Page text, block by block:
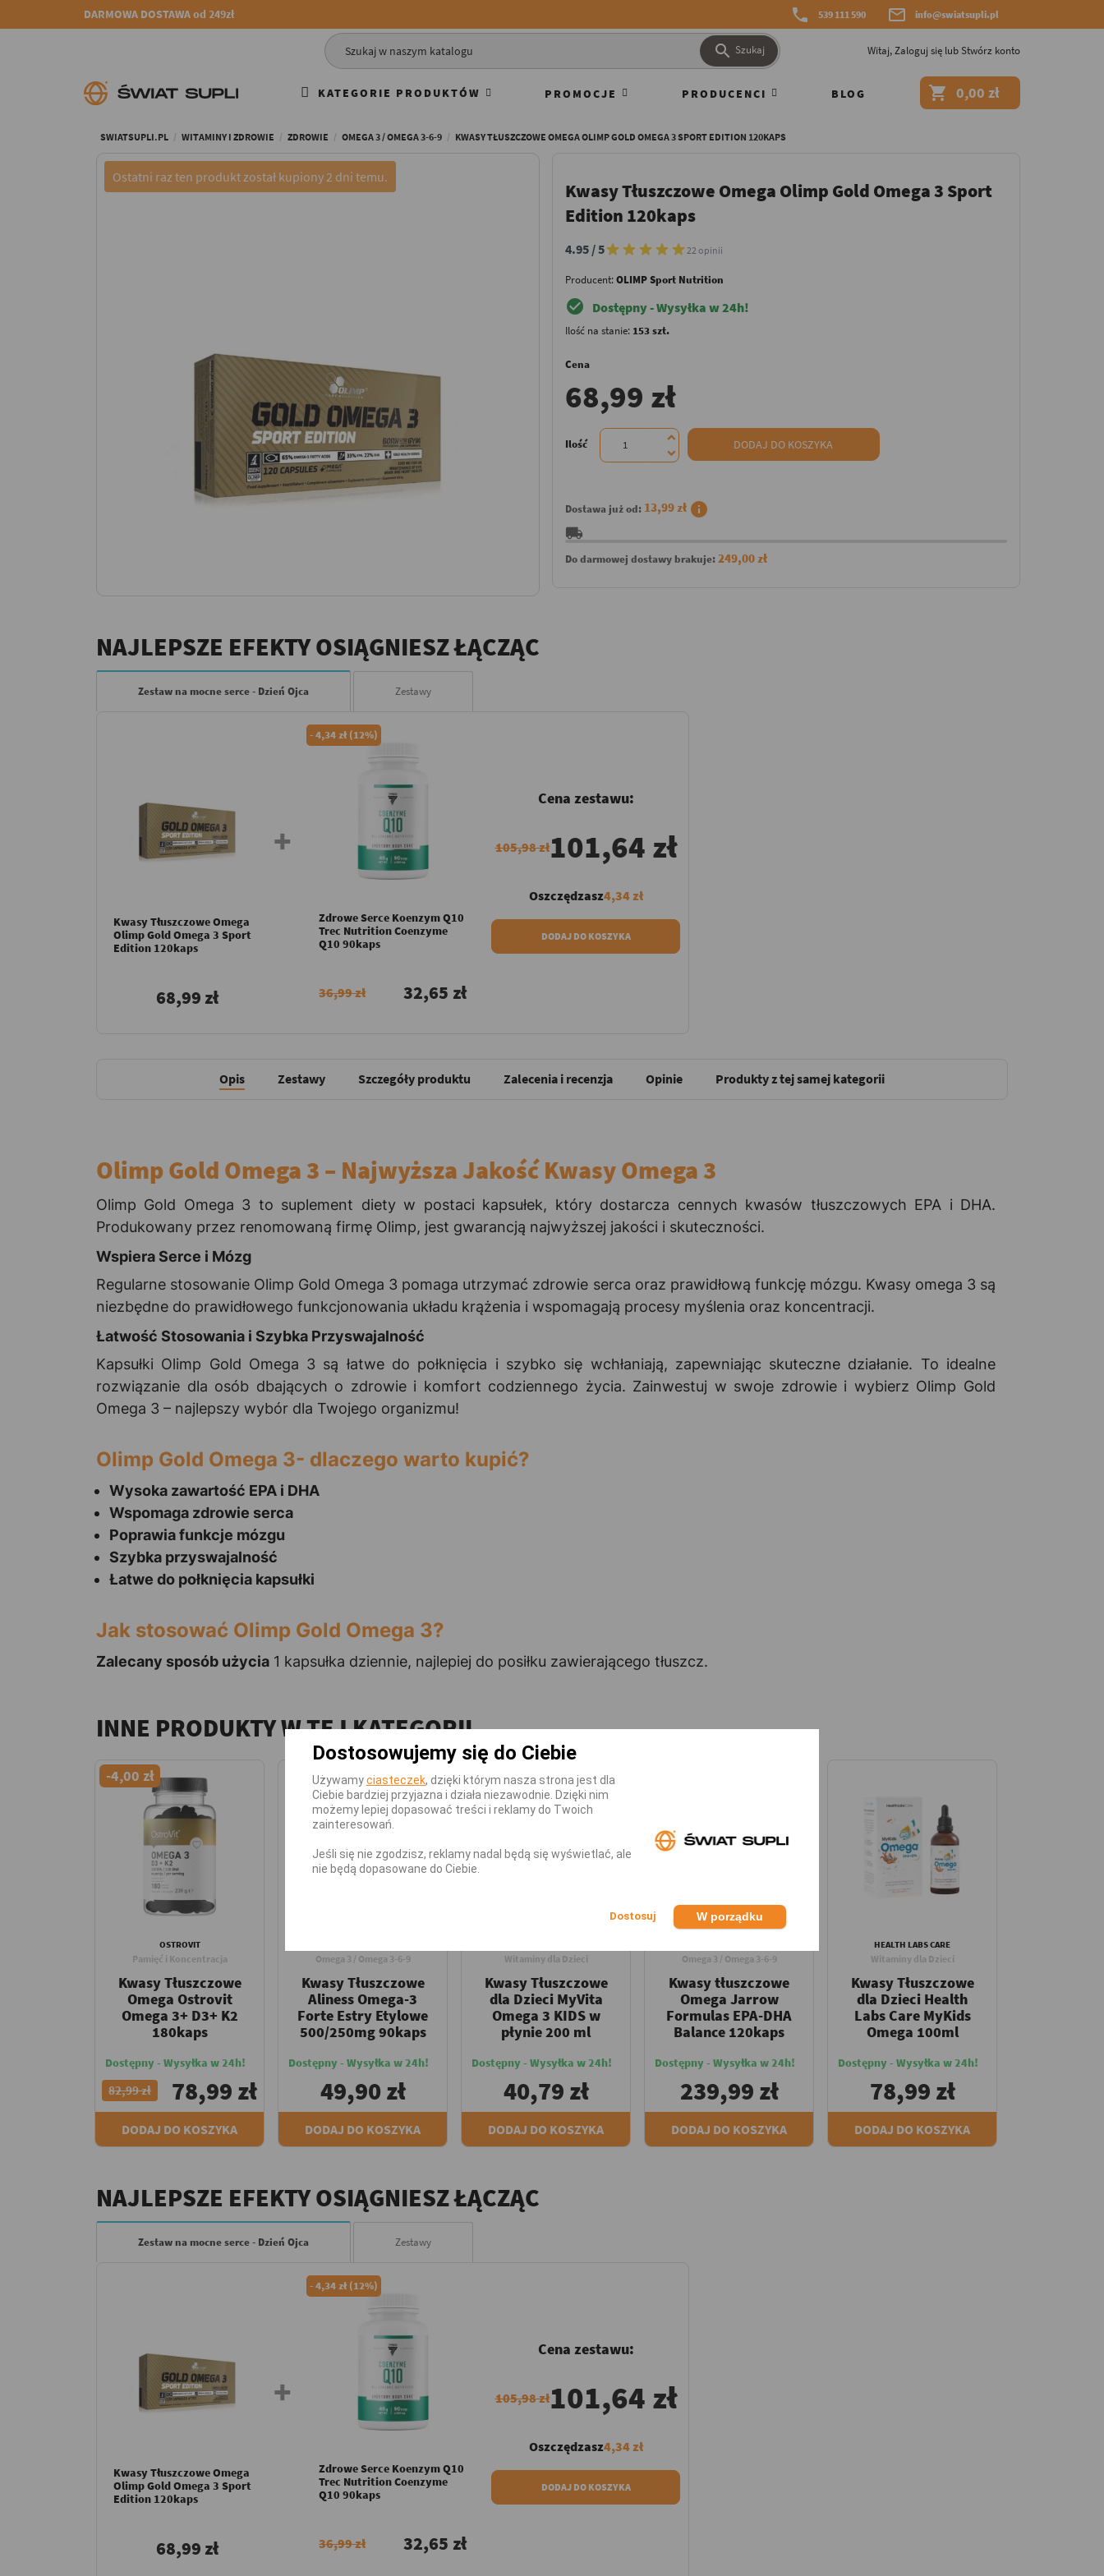
DARMOWA DOSTAWA od 249zł  539 111 590  info@swiatsupli.pl
 Szukaj Witaj,Zaloguj się lubStwórz konto
KATEGORIE PRODUKTÓW PROMOCJE PRODUCENCI BLOG  0,00 zł
SWIATSUPLI.PL WITAMINY I ZDROWIE ZDROWIE OMEGA 3 / OMEGA 3-6-9 KWASY TŁUSZCZOWE OMEGA OLIMP GOLD OMEGA 3 SPORT EDITION 120KAPS
Kwasy Tłuszczowe Omega Olimp Gold Omega 3 Sport
Edition 120kaps
4.95 / 5 22 opinii
Producent:OLIMP Sport Nutrition
check_circle Dostępny - Wysyłka w 24h!
Ilość na stanie: 153 szt.
Cena
68,99 zł
Ilość DODAJ DO KOSZYKA
Dostawa już od: 13,99 zł info
local_shipping
Do darmowej dostawy brakuje: 249,00 zł
NAJLEPSZE EFEKTY OSIĄGNIESZ ŁĄCZĄC
Zestaw na mocne serce - Dzień Ojca Zestawy
Kwasy Tłuszczowe Omega
Olimp Gold Omega 3 Sport
Edition 120kaps
68,99 zł
-4,34 zł (12%)
Zdrowe Serce Koenzym Q10
Trec Nutrition Coenzyme
Q10 90kaps
36,99 zł 32,65 zł
Cena zestawu:
105,98 zł101,64 zł
Oszczędzasz4,34 zł
DODAJ DO KOSZYKA
Opis Zestawy Szczegóły produktu Zalecenia i recenzja Opinie Produkty z tej samej kategorii
Olimp Gold Omega 3 – Najwyższa Jakość Kwasy Omega 3
Olimp Gold Omega 3 to suplement diety w postaci kapsułek, który dostarcza cennych kwasów tłuszczowych EPA i DHA.
Produkowany przez renomowaną firmę Olimp, jest gwarancją najwyższej jakości i skuteczności.
Wspiera Serce i Mózg
Regularne stosowanie Olimp Gold Omega 3 pomaga utrzymać zdrowie serca oraz prawidłową funkcję mózgu. Kwasy omega 3 są
niezbędne do prawidłowego funkcjonowania układu krążenia i wspomagają procesy myślenia oraz koncentracji.
Łatwość Stosowania i Szybka Przyswajalność
Kapsułki Olimp Gold Omega 3 są łatwe do połknięcia i szybko się wchłaniają, zapewniając skuteczne działanie. To idealne
rozwiązanie dla osób dbających o zdrowie i komfort codziennego życia. Zainwestuj w swoje zdrowie i wybierz Olimp Gold
Omega 3 – najlepszy wybór dla Twojego organizmu!
Olimp Gold Omega 3- dlaczego warto kupić?
Wysoka zawartość EPA i DHA
Wspomaga zdrowie serca
Poprawia funkcje mózgu
Szybka przyswajalność
Łatwe do połknięcia kapsułki
Jak stosować Olimp Gold Omega 3?
Zalecany sposób użycia 1 kapsułka dziennie, najlepiej do posiłku zawierającego tłuszcz.
INNE PRODUKTY W TEJ KATEGORII
-4,00 zł
OSTROVIT
Pamięć i Koncentracja
Kwasy Tłuszczowe
Omega Ostrovit
Omega 3+ D3+ K2
180kaps
Dostępny - Wysyłka w 24h!
82,99 zł 78,99 zł
DODAJ DO KOSZYKA
Omega 3 / Omega 3-6-9
Kwasy Tłuszczowe
Aliness Omega-3
Forte Estry Etylowe
500/250mg 90kaps
Dostępny - Wysyłka w 24h!
49,90 zł
DODAJ DO KOSZYKA
Witaminy dla Dzieci
Kwasy Tłuszczowe
dla Dzieci MyVita
Omega 3 KIDS w
płynie 200 ml
Dostępny - Wysyłka w 24h!
40,79 zł
DODAJ DO KOSZYKA
Omega 3 / Omega 3-6-9
Kwasy tłuszczowe
Omega Jarrow
Formulas EPA-DHA
Balance 120kaps
Dostępny - Wysyłka w 24h!
239,99 zł
DODAJ DO KOSZYKA
HEALTH LABS CARE
Witaminy dla Dzieci
Kwasy Tłuszczowe
dla Dzieci Health
Labs Care MyKids
Omega 100ml
Dostępny - Wysyłka w 24h!
78,99 zł
DODAJ DO KOSZYKA
NAJLEPSZE EFEKTY OSIĄGNIESZ ŁĄCZĄC
Zestaw na mocne serce - Dzień Ojca Zestawy
Kwasy Tłuszczowe Omega
Olimp Gold Omega 3 Sport
Edition 120kaps
68,99 zł
-4,34 zł (12%)
Zdrowe Serce Koenzym Q10
Trec Nutrition Coenzyme
Q10 90kaps
36,99 zł 32,65 zł
Cena zestawu:
105,98 zł101,64 zł
Oszczędzasz4,34 zł
DODAJ DO KOSZYKA
Dostosowujemy się do Ciebie
Używamyciasteczek, dzięki którym nasza strona jest dla
Ciebie bardziej przyjazna i działa niezawodnie. Dzięki nim
możemy lepiej dopasować treści i reklamy do Twoich
zainteresowań.
Jeśli się nie zgodzisz, reklamy nadal będą się wyświetlać, ale
nie będą dopasowane do Ciebie.
W porządku